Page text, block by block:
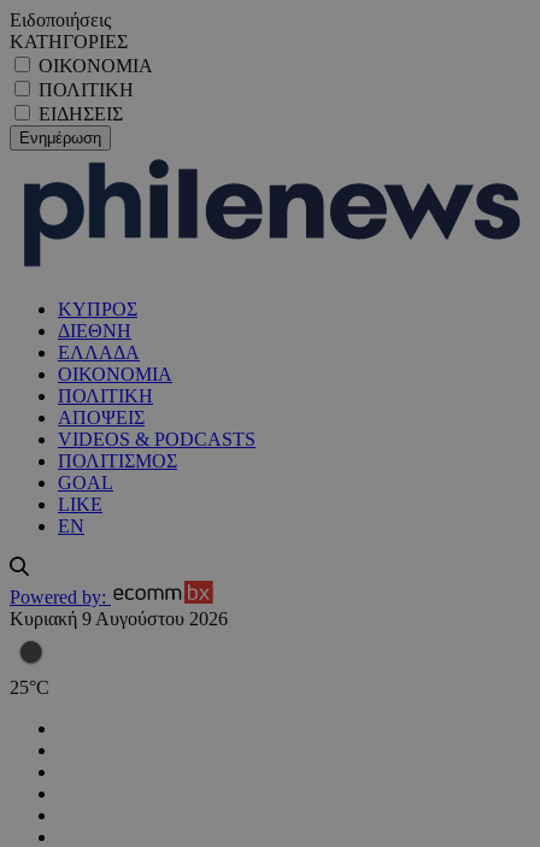
Ειδοποιήσεις
ΚΑΤΗΓΟΡΙΕΣ
ΟΙΚΟΝΟΜΙΑ
ΠΟΛΙΤΙΚΗ
ΕΙΔΗΣΕΙΣ
ΚΥΠΡΟΣ
ΔΙΕΘΝΗ
ΕΛΛΑΔΑ
ΟΙΚΟΝΟΜΙΑ
ΠΟΛΙΤΙΚΗ
ΑΠΟΨΕΙΣ
VIDEOS & PODCASTS
ΠΟΛΙΤΙΣΜΟΣ
GOAL
LIKE
EN
Powered by:
Κυριακή 9 Αυγούστου 2026
25°C